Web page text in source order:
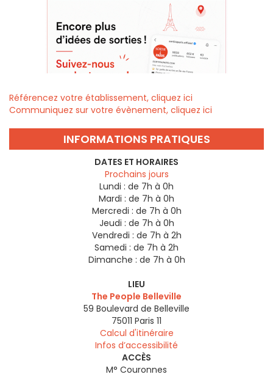
Référencez votre établissement, cliquez ici
Communiquez sur votre évènement, cliquez ici
INFORMATIONS PRATIQUES
DATES ET HORAIRES
Prochains jours
Lundi : de 7h à 0h
Mardi : de 7h à 0h
Mercredi : de 7h à 0h
Jeudi : de 7h à 0h
Vendredi : de 7h à 2h
Samedi : de 7h à 2h
Dimanche : de 7h à 0h
LIEU
The People Belleville
59 Boulevard de Belleville
75011 Paris 11
Calcul d'itinéraire
Infos d’accessibilité
ACCÈS
M° Couronnes